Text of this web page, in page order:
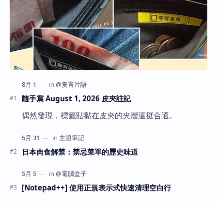
隨手寫 August 1, 2026 皮夾註記
偶然發現，標籤貼黏在皮夾的夾層還挺合適。
日本肉食解禁：禁忌菜單的歷史味道
[Notepad++] 使用正規表示式快速清理空白行